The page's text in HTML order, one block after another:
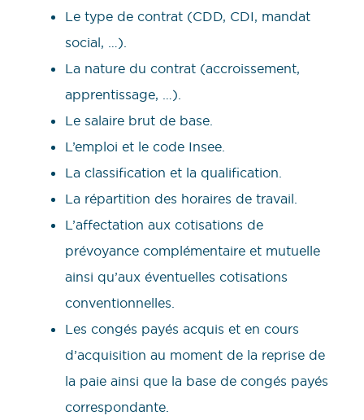
Le type de contrat (CDD, CDI, mandat
social, …).
La nature du contrat (accroissement,
apprentissage, …).
Le salaire brut de base.
L’emploi et le code Insee.
La classification et la qualification.
La répartition des horaires de travail.
L’affectation aux cotisations de
prévoyance complémentaire et mutuelle
ainsi qu’aux éventuelles cotisations
conventionnelles.
Les congés payés acquis et en cours
d’acquisition au moment de la reprise de
la paie ainsi que la base de congés payés
correspondante.